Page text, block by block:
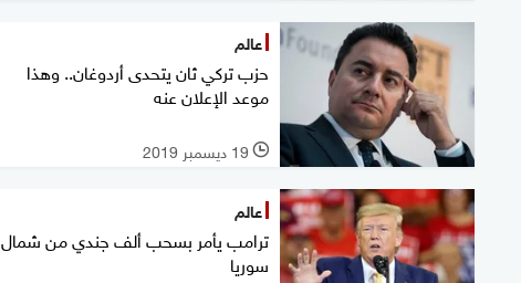
عالم
حزب تركي ثان يتحدى أردوغان.. وهذا
موعد الإعلان عنه
l 19 ديسمبر 2019
عالم
ترامب يأمر بسحب ألف جندي من شمال
سوريا